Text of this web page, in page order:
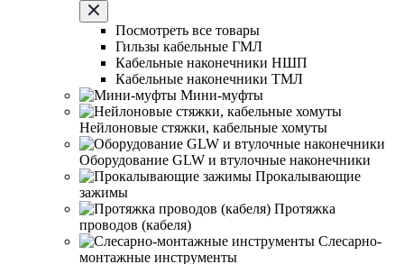
Посмотреть все товары
Гильзы кабельные ГМЛ
Кабельные наконечники НШП
Кабельные наконечники ТМЛ
Мини-муфты
Нейлоновые стяжки, кабельные хомуты
Оборудование GLW и втулочные наконечники
Прокалывающие
зажимы
Протяжка
проводов (кабеля)
Слесарно-
монтажные инструменты